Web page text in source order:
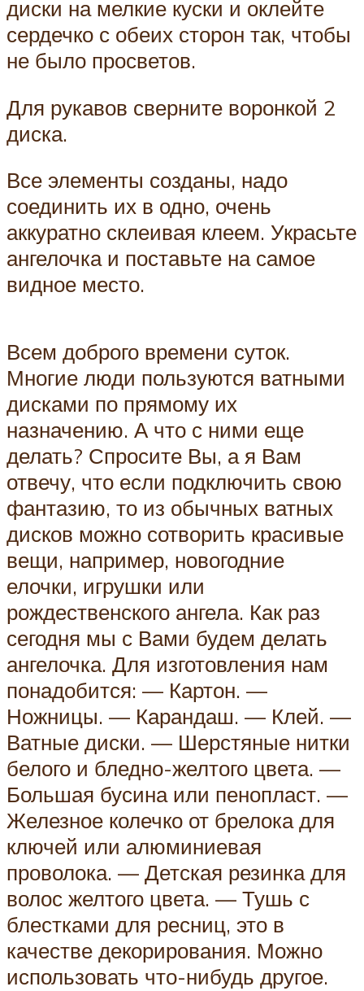
диски на мелкие куски и оклейте
сердечко с обеих сторон так, чтобы
не было просветов.
Для рукавов сверните воронкой 2
диска.
Все элементы созданы, надо
соединить их в одно, очень
аккуратно склеивая клеем. Украсьте
ангелочка и поставьте на самое
видное место.
Всем доброго времени суток.
Многие люди пользуются ватными
дисками по прямому их
назначению. А что с ними еще
делать? Спросите Вы, а я Вам
отвечу, что если подключить свою
фантазию, то из обычных ватных
дисков можно сотворить красивые
вещи, например, новогодние
елочки, игрушки или
рождественского ангела. Как раз
сегодня мы с Вами будем делать
ангелочка. Для изготовления нам
понадобится: — Картон. —
Ножницы. — Карандаш. — Клей. —
Ватные диски. — Шерстяные нитки
белого и бледно-желтого цвета. —
Большая бусина или пенопласт. —
Железное колечко от брелока для
ключей или алюминиевая
проволока. — Детская резинка для
волос желтого цвета. — Тушь с
блестками для ресниц, это в
качестве декорирования. Можно
использовать что-нибудь другое.